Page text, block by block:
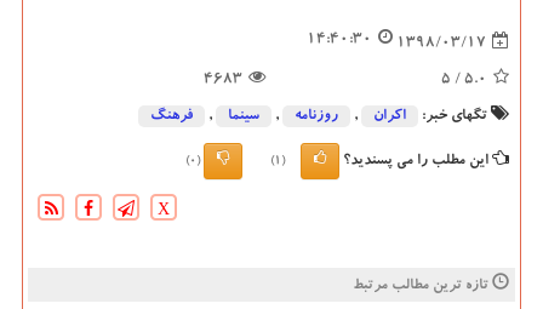
1398/03/17
14:40:30
5.0
/ 5
4683
تگهای خبر: اكران , روزنامه , سینما , فرهنگ
این مطلب را می پسندید؟ (1)
(0)
X
تازه ترین مطالب مرتبط